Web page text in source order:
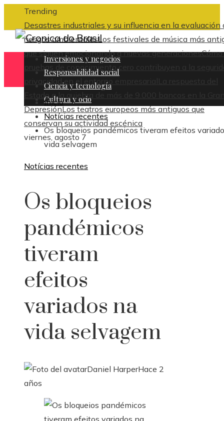
Trending
Desastres industriales y su influencia en la evaluación
riesgos ambientalesLos festivales de música más
que siguen emocionando a nuevas generaciones
pruebas de conocimiento cero contribuyen a la
privacidad en el entorno empresarial
La respuesta del
Estado a la quiebra de más de 9.000 bancos en la
DepresiónLos teatros europeos más antiguos que
conservan su actividad escénica
viernes, agosto 7
Inversiones y negocios
Responsabilidad social
Ciencia y tecnología
Cultura y ocio
Inicio
Notícias recentes
Os bloqueios pandémicos tiveram efeitos
vida selvagem
Notícias recentes
Os bloqueios
pandémicos
tiveram
efeitos
variados na
vida selvagem
Daniel HarperHace 2
años